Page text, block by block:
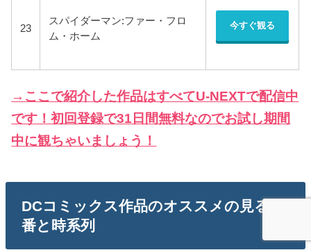
23
スパイダーマン:ファー・フロ
ム・ホーム
今すぐ観る
→ここで紹介した作品はすべてU-NEXTで配信中
です！初回登録で31日間無料なのでお試し期間
中に観ちゃいましょう！
DCコミックス作品のオススメの見る順
番と時系列